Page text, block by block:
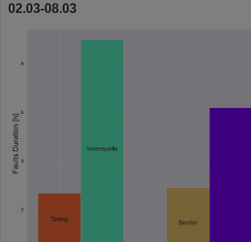
02.03-08.03